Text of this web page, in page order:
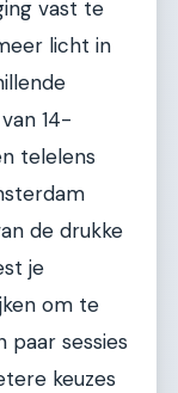
vast te
licht in
14-
telelens
de drukke
je
om te
paar sessies
keuzes